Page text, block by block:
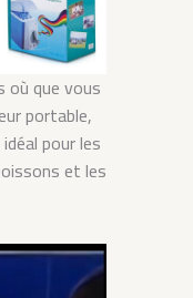
où que vous
portable,
pour les
et les